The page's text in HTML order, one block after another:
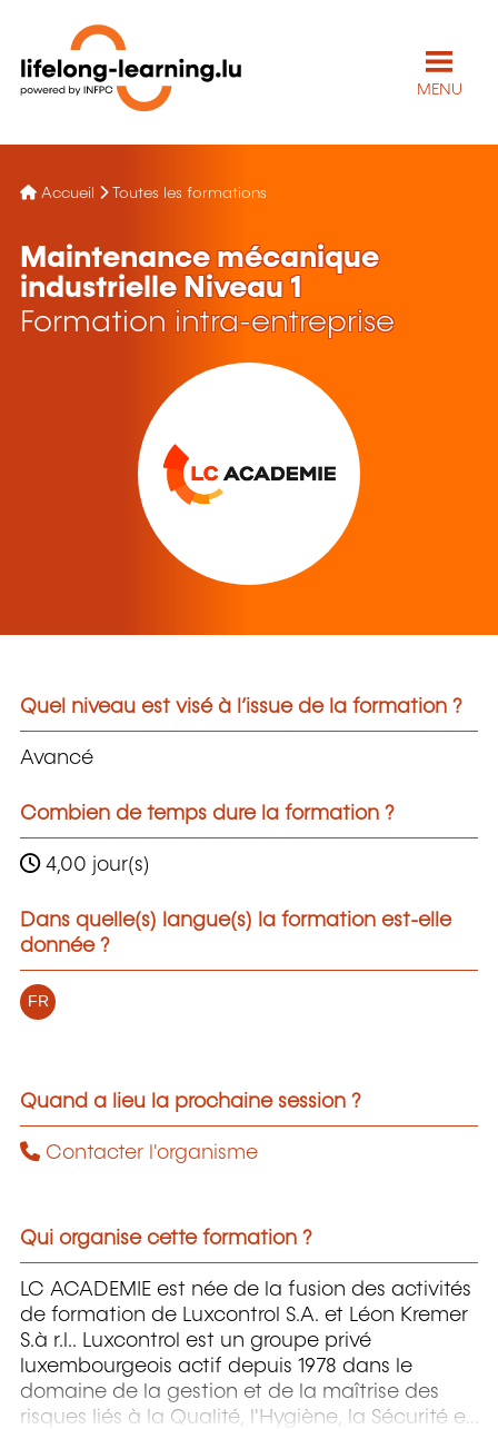
MENU
Accueil Toutes les formations
Maintenance mécanique
industrielle Niveau 1
Formation intra-entreprise
Quel niveau est visé à l’issue de la formation ?
Avancé
Combien de temps dure la formation ?
4,00 jour(s)
Dans quelle(s) langue(s) la formation est-elle
donnée ?
FR
Quand a lieu la prochaine session ?
Contacter l'organisme
Qui organise cette formation ?
LC ACADEMIE est née de la fusion des activités
de formation de Luxcontrol S.A. et Léon Kremer
S.à r.l.. Luxcontrol est un groupe privé
luxembourgeois actif depuis 1978 dans le
domaine de la gestion et de la maîtrise des
risques liés à la Qualité, l'Hygiène, la Sécurité et